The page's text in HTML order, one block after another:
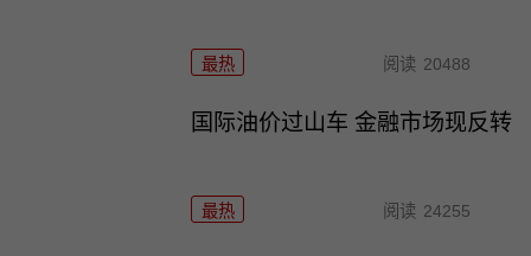
最热 阅读 20488
国际油价过山车 金融市场现反转
最热 阅读 24255